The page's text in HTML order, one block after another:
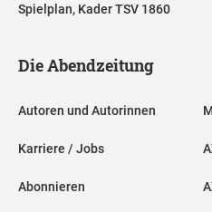
Spielplan, Kader TSV 1860
Die Abendzeitung
Autoren und Autorinnen
Karriere / Jobs
Abonnieren